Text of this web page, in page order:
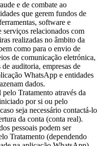
e de combate ao
que gerem fundos de
software e
serviços relacionados com
realizadas no âmbito da
como para o envio de
de comunicação eletrónica,
auditoria, empresas de
WhatsApp e entidades
dados.
Tratamento através da
por si ou pelo
seja necessário contactá-lo
da conta (conta real).
pessoais podem ser
Tratamento (dependendo